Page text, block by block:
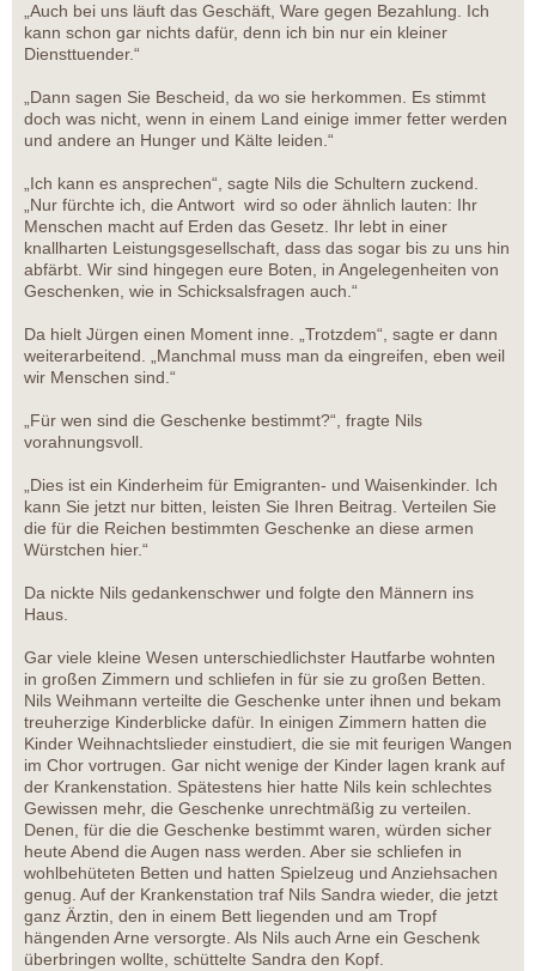
„Auch bei uns läuft das Geschäft, Ware gegen Bezahlung. Ich
kann schon gar nichts dafür, denn ich bin nur ein kleiner
Diensttuender.“
„Dann sagen Sie Bescheid, da wo sie herkommen. Es stimmt
doch was nicht, wenn in einem Land einige immer fetter werden
und andere an Hunger und Kälte leiden.“
„Ich kann es ansprechen“, sagte Nils die Schultern zuckend.
„Nur fürchte ich, die Antwort wird so oder ähnlich lauten: Ihr
Menschen macht auf Erden das Gesetz. Ihr lebt in einer
knallharten Leistungsgesellschaft, dass das sogar bis zu uns hin
abfärbt. Wir sind hingegen eure Boten, in Angelegenheiten von
Geschenken, wie in Schicksalsfragen auch.“
Da hielt Jürgen einen Moment inne. „Trotzdem“, sagte er dann
weiterarbeitend. „Manchmal muss man da eingreifen, eben weil
wir Menschen sind.“
„Für wen sind die Geschenke bestimmt?“, fragte Nils
vorahnungsvoll.
„Dies ist ein Kinderheim für Emigranten- und Waisenkinder. Ich
kann Sie jetzt nur bitten, leisten Sie Ihren Beitrag. Verteilen Sie
die für die Reichen bestimmten Geschenke an diese armen
Würstchen hier.“
Da nickte Nils gedankenschwer und folgte den Männern ins
Haus.
Gar viele kleine Wesen unterschiedlichster Hautfarbe wohnten
in großen Zimmern und schliefen in für sie zu großen Betten.
Nils Weihmann verteilte die Geschenke unter ihnen und bekam
treuherzige Kinderblicke dafür. In einigen Zimmern hatten die
Kinder Weihnachtslieder einstudiert, die sie mit feurigen Wangen
im Chor vortrugen. Gar nicht wenige der Kinder lagen krank auf
der Krankenstation. Spätestens hier hatte Nils kein schlechtes
Gewissen mehr, die Geschenke unrechtmäßig zu verteilen.
Denen, für die die Geschenke bestimmt waren, würden sicher
heute Abend die Augen nass werden. Aber sie schliefen in
wohlbehüteten Betten und hatten Spielzeug und Anziehsachen
genug. Auf der Krankenstation traf Nils Sandra wieder, die jetzt
ganz Ärztin, den in einem Bett liegenden und am Tropf
hängenden Arne versorgte. Als Nils auch Arne ein Geschenk
überbringen wollte, schüttelte Sandra den Kopf.